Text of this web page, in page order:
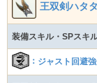
王双剣ハタ
装備スキル・SPスキ
： ジャスト回避